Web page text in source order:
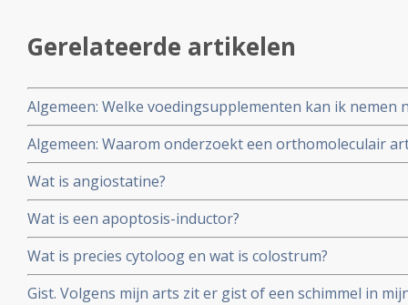
Gerelateerde artikelen
Algemeen: Welke voedingsupplementen kan ik nemen
cisplatin? Arts-bioloog Engelbert Valstar maakte voor
effectieve voedingssupplementen met
Algemeen: Waarom onderzoekt een orthomoleculair
aan lijstje van voedingssupplementen waar een
schrijft altijd standaard lijstje voor?
Wat is angiostatine?
Wat is een apoptosis-inductor?
Wat is precies cytoloog en wat is colostrum?
Gist. Volgens mijn arts zit er gist of een schimmel in